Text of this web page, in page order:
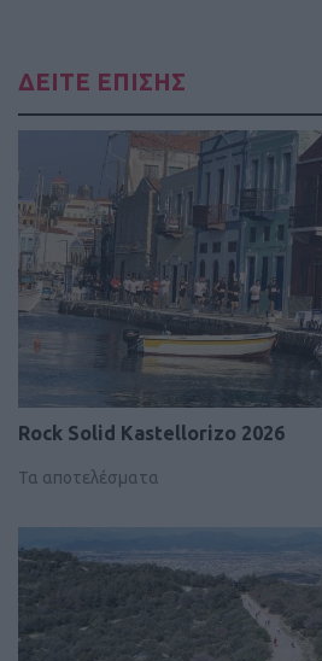
ΔΕΙΤΕ ΕΠΙΣΗΣ
Rock Solid Kastellorizo 2026
Τα αποτελέσματα